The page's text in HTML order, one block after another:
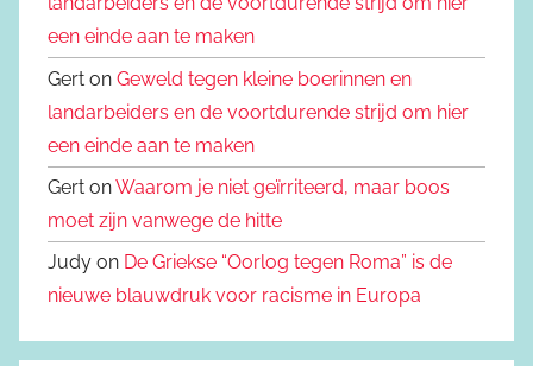
een einde aan te maken
Gert on Geweld tegen kleine boerinnen en
landarbeiders en de voortdurende strijd om hier
een einde aan te maken
Gert onWaarom je niet geïrriteerd, maar boos
moet zijn vanwege de hitte
Judy on De Griekse “Oorlog tegen Roma” is de
nieuwe blauwdruk voor racisme in Europa